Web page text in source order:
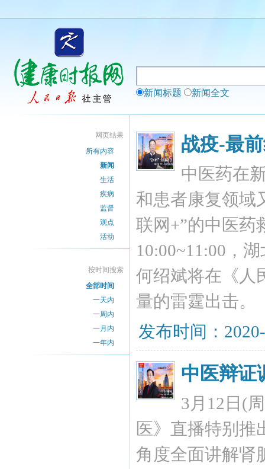
新闻标题 新闻全文
网页结果
所有内容
新闻
生活
疾病
监督
观点
活动
按时间搜索
全部时间
一天内
一周内
一月内
一年内
战疫-最
中医药在
和患者康复领域
联网+”的中医药
10:00~11:00，
何绍斌将在《人
量的雷霆出击。
发布时间：
中医辩证
3月12日(
医》直播特别推
角度全面讲解肾